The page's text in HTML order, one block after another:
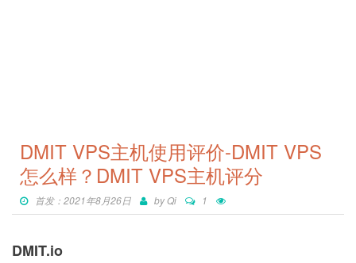
DMIT VPS主机使用评价-DMIT VPS
怎么样？DMIT VPS主机评分
首发：2021年8月26日 byQi 1
DMIT.io